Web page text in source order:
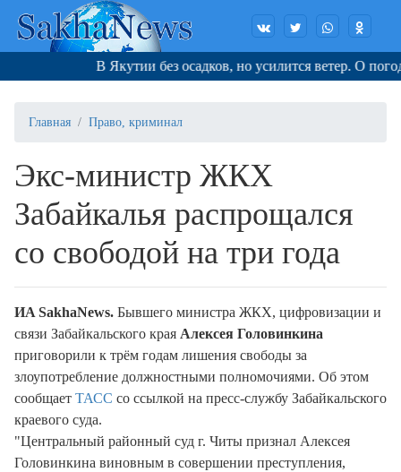
В Якутии без осадков, но усилится ветер. О погоде 7
Главная Право, криминал
Экс-министр ЖКХ
Забайкалья распрощался
со свободой на три года
ИA SakhaNews. Бывшего министра ЖКХ, цифровизации и
связи Забайкальского края Алексея Головинкина
приговорили к трём годам лишения свободы за
злоупотребление должностными полномочиями. Об этом
сообщает ТАСС со ссылкой на пресс-службу Забайкальского
краевого суда.
"Центральный районный суд г. Читы признал Алексея
Головинкина виновным в совершении преступления,